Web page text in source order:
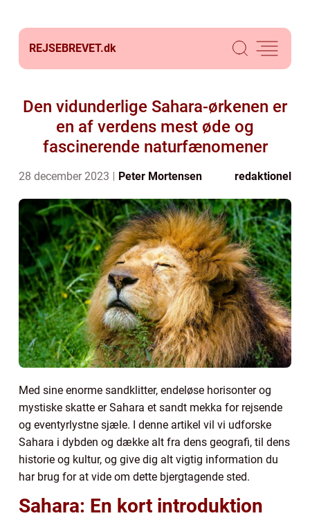
REJSEBREVET.dk
Den vidunderlige Sahara-ørkenen er
en af verdens mest øde og
fascinerende naturfænomener
28 december 2023 Peter Mortensen redaktionel
Med sine enorme sandklitter, endeløse horisonter og
mystiske skatte er Sahara et sandt mekka for rejsende
og eventyrlystne sjæle. I denne artikel vil vi udforske
Sahara i dybden og dække alt fra dens geografi, til dens
historie og kultur, og give dig alt vigtig information du
har brug for at vide om dette bjergtagende sted.
Sahara: En kort introduktion